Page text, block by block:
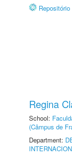
Regina
School:
(Câmpus de
Department: